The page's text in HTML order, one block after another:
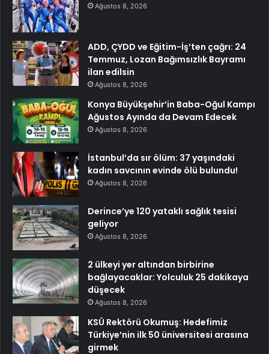
Ağustos 8, 2026
ADD, ÇYDD ve Eğitim-İş’ten çağrı: 24
Temmuz, Lozan Bağımsızlık Bayramı
ilan edilsin
Ağustos 8, 2026
Konya Büyükşehir’in Baba-Oğul Kampı
Ağustos Ayında da Devam Edecek
Ağustos 8, 2026
İstanbul’da sır ölüm: 37 yaşındaki
kadın savcının evinde ölü bulundu!
Ağustos 8, 2026
Derince’ye 120 yataklı sağlık tesisi
geliyor
Ağustos 8, 2026
2 ülkeyi yer altından birbirine
bağlayacaklar: Yolculuk 25 dakikaya
düşecek
Ağustos 8, 2026
KSÜ Rektörü Okumuş: Hedefimiz
Türkiye’nin ilk 50 üniversitesi arasına
girmek